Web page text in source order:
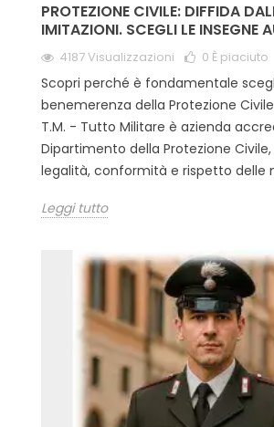
PROTEZIONE CIVILE: DIFFIDA
IMITAZIONI. SCEGLI LE INSEGNE
4187 Visualizzazioni 0 È piaciuto
Scopri perché è fondamentale
benemerenza della Protezione
T.M. - Tutto Militare è azienda
Dipartimento della Protezione
legalità, conformità e rispetto delle
Leggi tutto